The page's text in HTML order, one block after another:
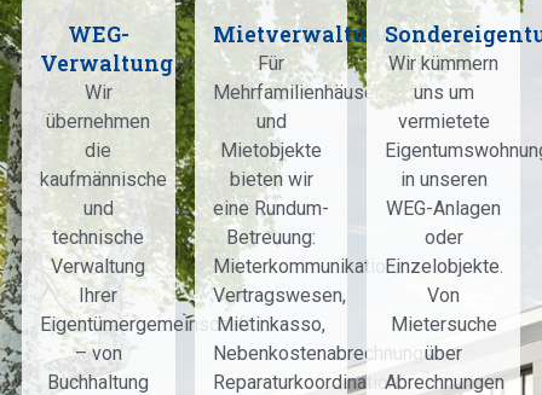
WEG-
Verwaltung
Wir
übernehmen
die
kaufmännische
und
technische
Verwaltung
Ihrer
Eigentümergemeinschaft
– von
Buchhaltung
Mietverwaltung
Für
Mehrfamilienhäuser
und
Mietobjekte
bieten wir
eine Rundum-
Betreuung:
Mieterkommunikation,
Vertragswesen,
Mietinkasso,
Nebenkostenabrechnungen,
Reparaturkoordination
Wir kümmern
uns um
vermietete
in unseren
WEG-Anlagen
oder
Einzelobjekte.
Von
Mietersuche
über
Abrechnungen